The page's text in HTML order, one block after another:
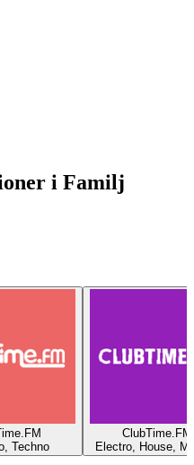
i Familj
Techno
ClubTime.FM
Electro, House,